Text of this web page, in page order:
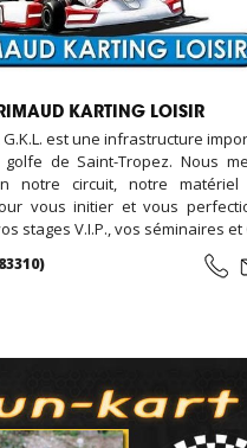
KARTING LOISIR
est une infrastructure
de Saint-Tropez. Nous
notre circuit, notre
vous initier et vous
stages V.I.P., vos séminaires et
end... Encadré par notre
participerez aux courses